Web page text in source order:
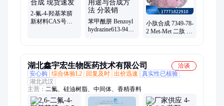
2-氟-4-羟基苯腈
新材料CAS号
苯甲酰肼 Benzoyl
hydrazine613-94-5
小肽合成 7349-78-
2 Met-Met 二肽 由
湖北鑫宇宏生物医药技术有限公司
洽谈
安心购
综合体验L2 回复及时 出价迅速
真实性已核验
湖北武汉
主营： 二氟、硅油树脂、中间体、香精香料